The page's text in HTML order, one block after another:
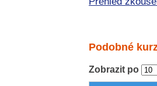
Podobné
Zobrazit po